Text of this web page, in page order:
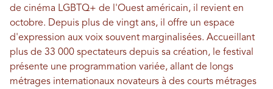
de cinéma LGBTQ+ de l'Ouest américain, il revient en
octobre. Depuis plus de vingt ans, il offre un espace
d'expression aux voix souvent marginalisées. Accueillant
plus de 33 000 spectateurs depuis sa création, le festival
présente une programmation variée, allant de longs
métrages internationaux novateurs à des courts métrages